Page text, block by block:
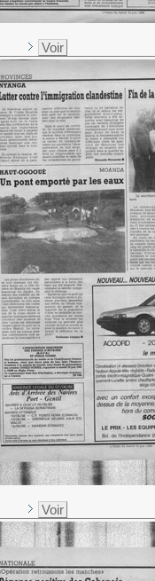
Voir
Voir